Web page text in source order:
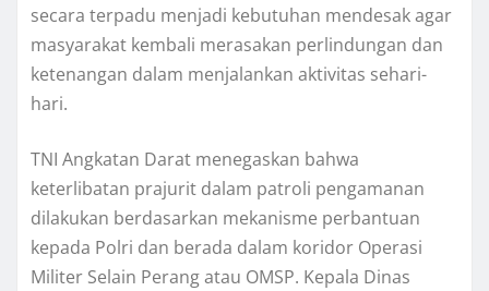
secara terpadu menjadi kebutuhan mendesak agar
masyarakat kembali merasakan perlindungan dan
ketenangan dalam menjalankan aktivitas sehari-
hari.
TNI Angkatan Darat menegaskan bahwa
keterlibatan prajurit dalam patroli pengamanan
dilakukan berdasarkan mekanisme perbantuan
kepada Polri dan berada dalam koridor Operasi
Militer Selain Perang atau OMSP. Kepala Dinas